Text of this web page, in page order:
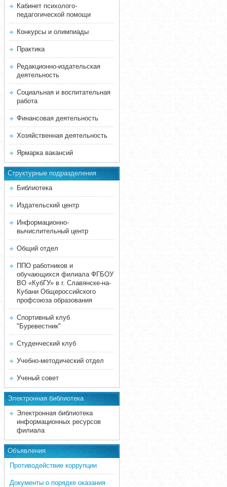
Кабинет психолого-
педагогической помощи
Конкурсы и олимпиады
Практика
Редакционно-издательская
деятельность
Социальная и воспитательная
работа
Финансовая деятельность
Хозяйственная деятельность
Ярмарка вакансий
Структурные подразделения
Библиотека
Издательский центр
Информационно-
вычислительный центр
Общий отдел
ППО работников и
обучающихся филиала ФГБОУ
ВО «КубГУ» в г. Славянске-на-
Кубани Общероссийского
профсоюза образования
Спортивный клуб
"Буревестник"
Студенческий клуб
Учебно-методический отдел
Ученый совет
Электронная библиотека
Электронная библиотека
информационных ресурсов
филиала
Объявления
Противодействие коррупции
Документы о порядке оказания